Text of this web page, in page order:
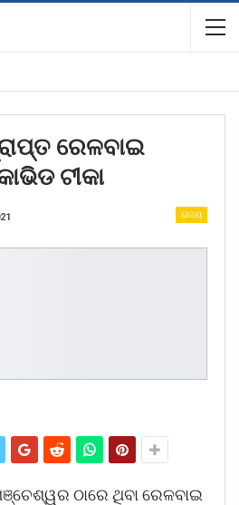
ରେଳବାଇ
ଟୀକା
ରାଜ୍ୟ
ଠାରେ ଥିବା ରେଳବାଇ